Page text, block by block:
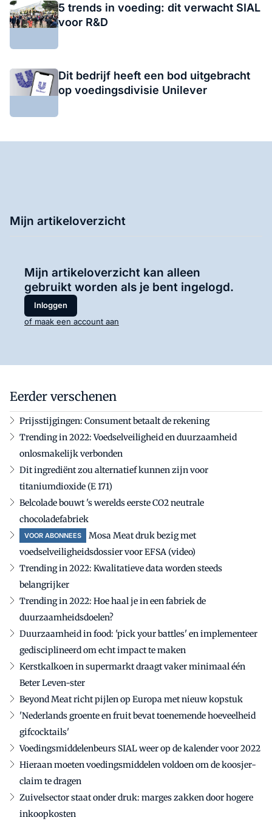
5 trends in voeding: dit verwacht SIAL
voor R&D
Dit bedrijf heeft een bod uitgebracht
op voedingsdivisie Unilever
Mijn artikeloverzicht
Mijn artikeloverzicht kan alleen
gebruikt worden als je bent ingelogd.
Inloggen
of maak een account aan
Eerder verschenen
Prijsstijgingen: Consument betaalt de rekening
Trending in 2022: Voedselveiligheid en duurzaamheid
onlosmakelijk verbonden
Dit ingrediënt zou alternatief kunnen zijn voor
titaniumdioxide (E 171)
Belcolade bouwt 's werelds eerste CO2 neutrale
chocoladefabriek
VOOR ABONNEES
Mosa Meat druk bezig met
voedselveiligheidsdossier voor EFSA (video)
Trending in 2022: Kwalitatieve data worden steeds
belangrijker
Trending in 2022: Hoe haal je in een fabriek de
duurzaamheidsdoelen?
Duurzaamheid in food: 'pick your battles' en implementeer
gedisciplineerd om echt impact te maken
Kerstkalkoen in supermarkt draagt vaker minimaal één
Beter Leven-ster
Beyond Meat richt pijlen op Europa met nieuw kopstuk
'Nederlands groente en fruit bevat toenemende hoeveelheid
gifcocktails'
Voedingsmiddelenbeurs SIAL weer op de kalender voor 2022
Hieraan moeten voedingsmiddelen voldoen om de koosjer-
claim te dragen
Zuivelsector staat onder druk: marges zakken door hogere
inkoopkosten